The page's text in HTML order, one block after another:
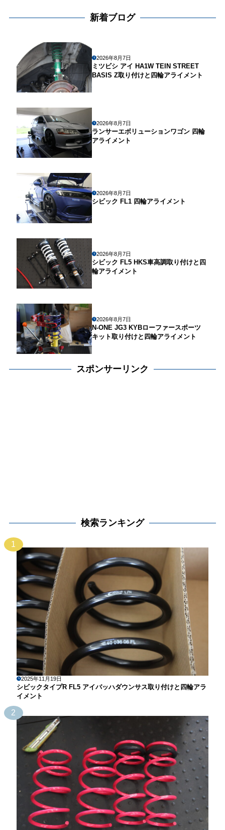
新着ブログ
2026年8月7日
ミツビシ アイ HA1W TEIN STREET
BASIS Z取り付けと四輪アライメント
2026年8月7日
ランサーエボリューションワゴン 四輪
アライメント
2026年8月7日
シビック FL1 四輪アライメント
2026年8月7日
シビック FL5 HKS車高調取り付けと四
輪アライメント
2026年8月7日
N-ONE JG3 KYBローファースポーツ
キット取り付けと四輪アライメント
スポンサーリンク
検索ランキング
1
2025年11月19日
シビックタイプR FL5 アイバッハダウンサス取り付けと四輪アラ
イメント
2